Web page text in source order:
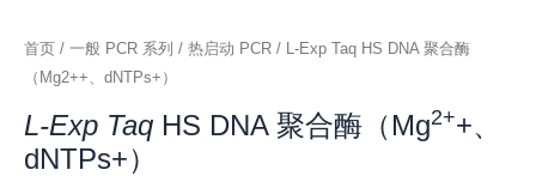
首页 / 一般 PCR 系列 / 热启动 PCR / L-Exp Taq HS DNA 聚合酶
（Mg2++、dNTPs+）
L-Exp Taq HS DNA 聚合酶（Mg2++、
dNTPs+）